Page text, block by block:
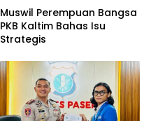
Muswil Perempuan Bangsa
PKB Kaltim Bahas Isu
Strategis